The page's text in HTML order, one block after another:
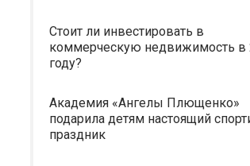
Стоит ли инвестировать в
коммерческую недвижимость в
году?
Академия «Ангелы Плющенко»
подарила детям настоящий
праздник